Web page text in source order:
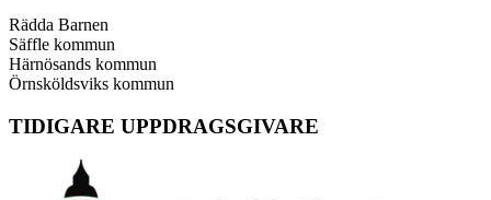
Rädda Barnen
Säffle kommun
Härnösands kommun
Örnsköldsviks kommun
TIDIGARE UPPDRAGSGIVARE